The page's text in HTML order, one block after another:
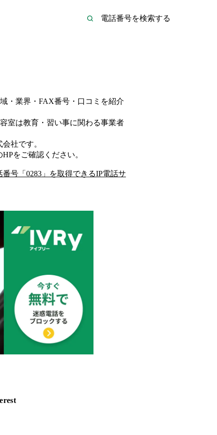
・業界・FAX番号・口コミを紹介
室は教育・習い事に関わる事業者
会社です。
HPをご確認ください。
号「 0283 」を取得できるIP電話サ